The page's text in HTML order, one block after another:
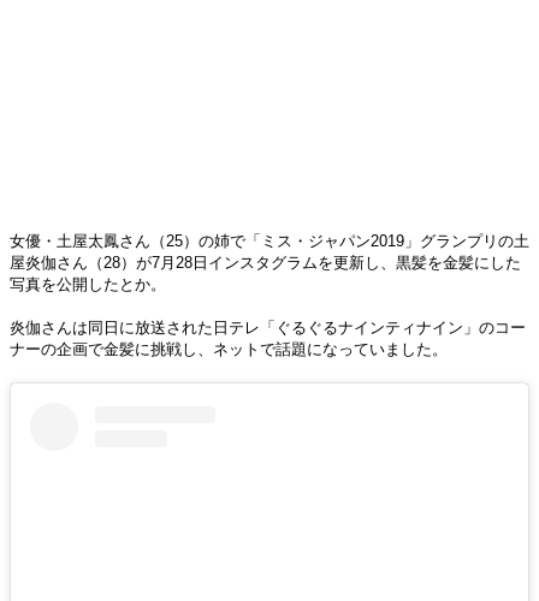
女優・土屋太鳳さん（25）の姉で「ミス・ジャパン2019」グランプリの土
屋炎伽さん（28）が7月28日インスタグラムを更新し、黒髪を金髪にした
写真を公開したとか。
炎伽さんは同日に放送された日テレ「ぐるぐるナインティナイン」のコー
ナーの企画で金髪に挑戦し、ネットで話題になっていました。